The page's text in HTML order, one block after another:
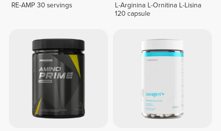
RE-AMP 30 servings
L-Arginina L-Ornitina L-Lisina
120 capsule